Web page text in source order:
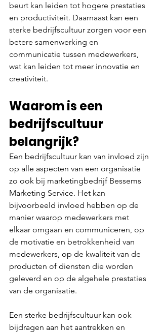
beurt kan leiden tot hogere prestaties
en productiviteit. Daarnaast kan een
sterke bedrijfscultuur zorgen voor een
betere samenwerking en
communicatie tussen medewerkers,
wat kan leiden tot meer innovatie en
creativiteit.
Waarom is een
bedrijfscultuur
belangrijk?
Een bedrijfscultuur kan van invloed zijn
op alle aspecten van een organisatie
zo ook bij marketingbedrijf Bessems
Marketing Service. Het kan
bijvoorbeeld invloed hebben op de
manier waarop medewerkers met
elkaar omgaan en communiceren, op
de motivatie en betrokkenheid van
medewerkers, op de kwaliteit van de
producten of diensten die worden
geleverd en op de algehele prestaties
van de organisatie.
Een sterke bedrijfscultuur kan ook
bijdragen aan het aantrekken en